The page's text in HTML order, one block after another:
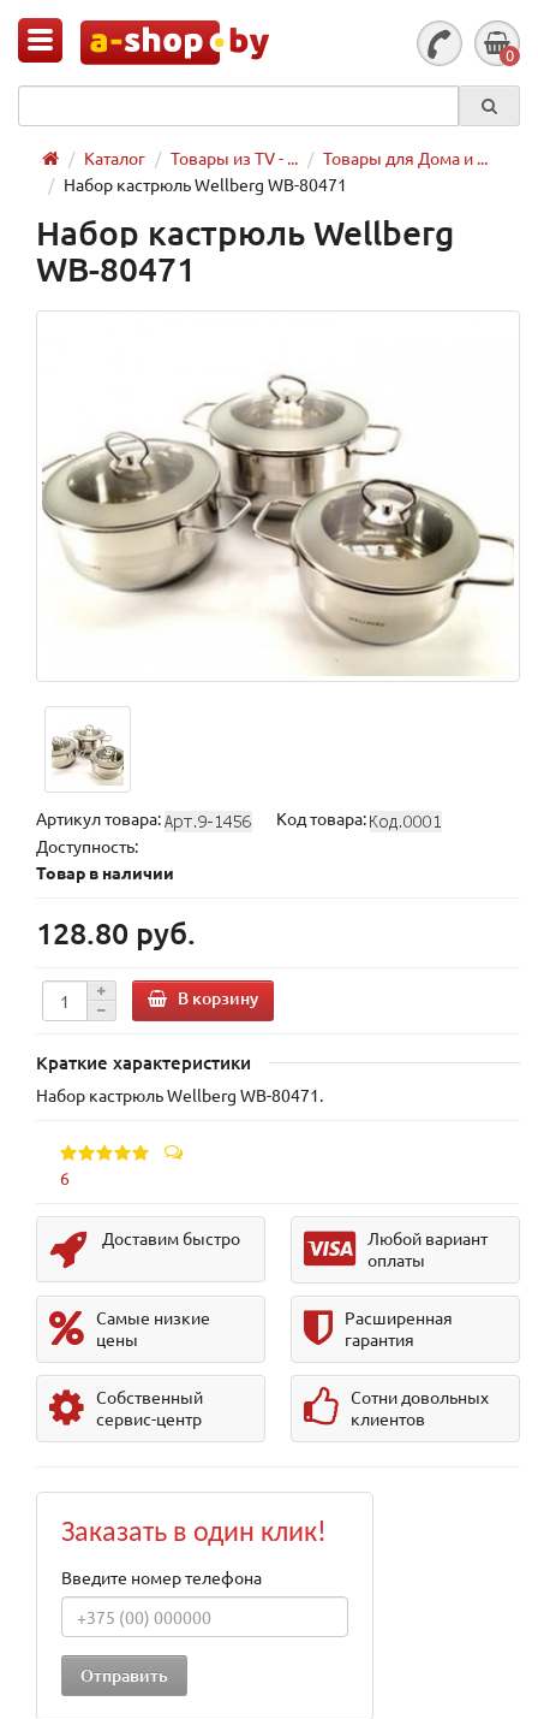
0
Каталог Товары из TV - ...
Товары для Дома и ...
Набор кастрюль Wellberg WB-80471
Набор кастрюль Wellberg
WB-80471
Артикул товара:
Код товара:
Доступность:
Товар в наличии
128.80 руб.
В корзину
Краткие характеристики
Набор кастрюль Wellberg WB-80471.
6
Доставим быстро
Любой вариант
оплаты
Самые низкие
цены
Расширенная
гарантия
Собственный
сервис-центр
Сотни довольных
клиентов
Заказать в один клик!
Введите номер телефона